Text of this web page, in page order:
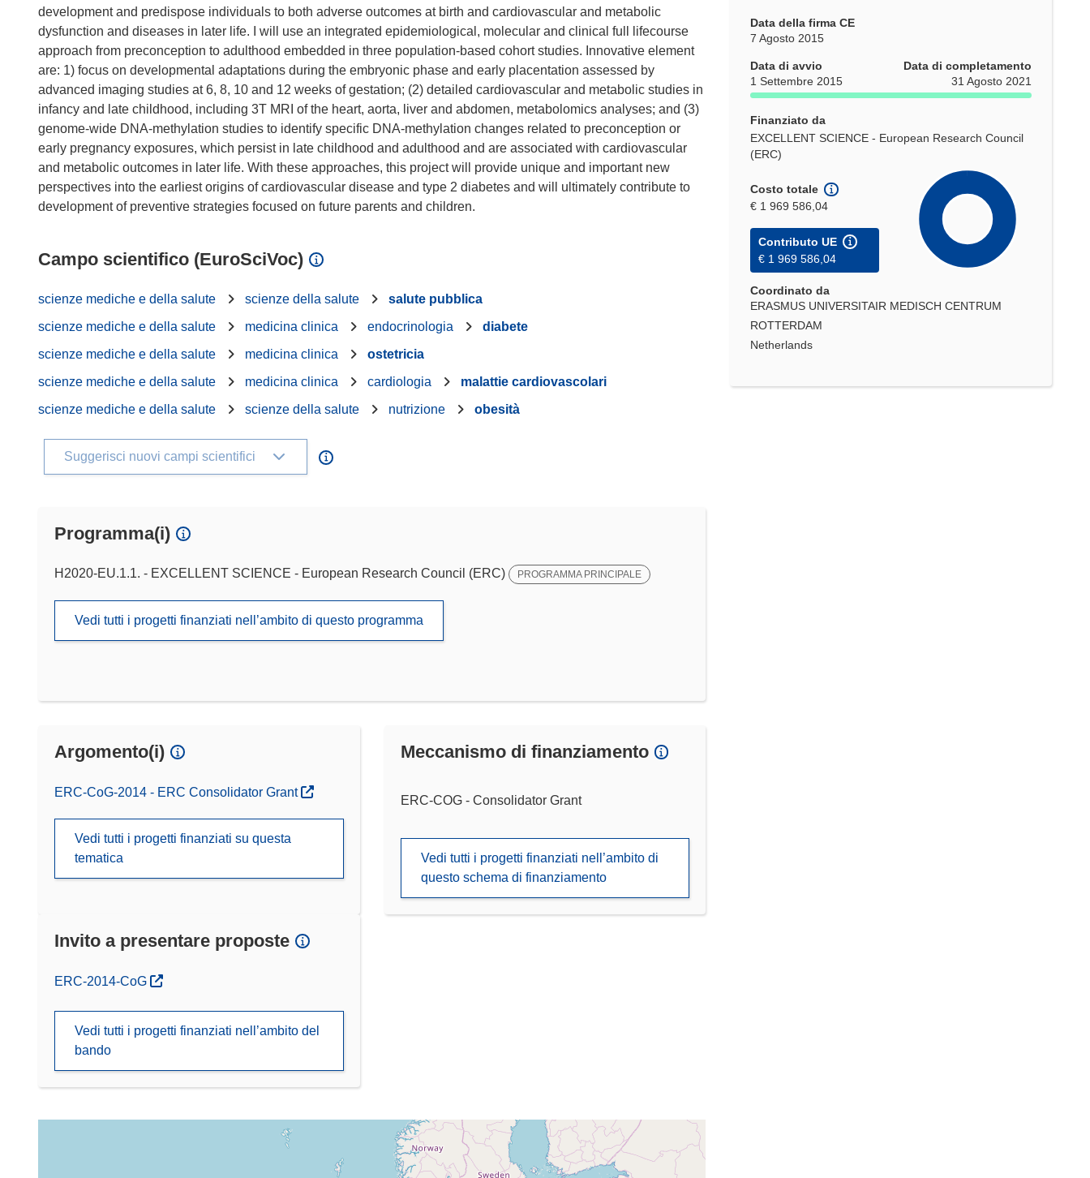
Data della firma CE
7 Agosto 2015
Data di avvio
1 Settembre 2015
Data di completamento
31 Agosto 2021
Finanziato da
EXCELLENT SCIENCE - European Research Council
(ERC)
Costo totale
€ 1 969 586,04
Contributo UE
€ 1 969 586,04
Coordinato da
ERASMUS UNIVERSITAIR MEDISCH CENTRUM
ROTTERDAM
Netherlands
development and predispose individuals to both adverse outcomes at birth and cardiovascular and metabolic
dysfunction and diseases in later life. I will use an integrated epidemiological, molecular and clinical full lifecourse
approach from preconception to adulthood embedded in three population-based cohort studies. Innovative element
are: 1) focus on developmental adaptations during the embryonic phase and early placentation assessed by
advanced imaging studies at 6, 8, 10 and 12 weeks of gestation; (2) detailed cardiovascular and metabolic studies in
infancy and late childhood, including 3T MRI of the heart, aorta, liver and abdomen, metabolomics analyses; and (3)
genome-wide DNA-methylation studies to identify specific DNA-methylation changes related to preconception or
early pregnancy exposures, which persist in late childhood and adulthood and are associated with cardiovascular
and metabolic outcomes in later life. With these approaches, this project will provide unique and important new
perspectives into the earliest origins of cardiovascular disease and type 2 diabetes and will ultimately contribute to
Campo scientifico (EuroSciVoc)
scienze mediche e della salute scienze della salute
salute pubblica
scienze mediche e della salute
medicina clinica endocrinologia
diabete
scienze mediche e della salute
medicina clinica
ostetricia
scienze mediche e della salute
medicina clinica cardiologia
malattie cardiovascolari
scienze mediche e della salute
scienze della salute nutrizione obesità
Suggerisci nuovi campi scientifici
Programma(i)
H2020-EU.1.1. - EXCELLENT SCIENCE - European Research Council (ERC) PROGRAMMA PRINCIPALE
Vedi tutti i progetti finanziati nell’ambito di questo programma
Argomento(i)
ERC-CoG-2014 - ERC Consolidator Grant
Vedi tutti i progetti finanziati su questa
tematica
Meccanismo di finanziamento
ERC-COG - Consolidator Grant
Vedi tutti i progetti finanziati nell’ambito di
questo schema di finanziamento
Invito a presentare proposte
(si apre in una nuova finestra)
ERC-2014-CoG
Vedi tutti i progetti finanziati nell’ambito del
bando